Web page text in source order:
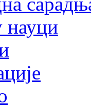
науци